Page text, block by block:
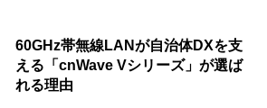
60GHz帯無線LANが自治体DXを支
える「cnWave Vシリーズ」が選ば
れる理由